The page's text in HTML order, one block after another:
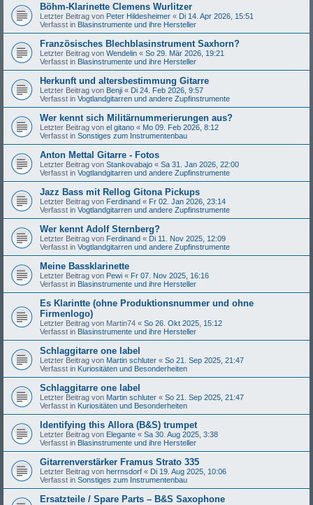
Böhm-Klarinette Clemens Wurlitzer
Letzter Beitrag von Peter Hildesheimer « Di 14. Apr 2026, 15:51
Verfasst in Blasinstrumente und ihre Hersteller
Französisches Blechblasinstrument Saxhorn?
Letzter Beitrag von Wendelin « So 29. Mär 2026, 19:21
Verfasst in Blasinstrumente und ihre Hersteller
Herkunft und altersbestimmung Gitarre
Letzter Beitrag von Benji « Di 24. Feb 2026, 9:57
Verfasst in Vogtlandgitarren und andere Zupfinstrumente
Wer kennt sich Militärnummerierungen aus?
Letzter Beitrag von el gitano « Mo 09. Feb 2026, 8:12
Verfasst in Sonstiges zum Instrumentenbau
Anton Mettal Gitarre - Fotos
Letzter Beitrag von Stankovabajo « Sa 31. Jan 2026, 22:00
Verfasst in Vogtlandgitarren und andere Zupfinstrumente
Jazz Bass mit Rellog Gitona Pickups
Letzter Beitrag von Ferdinand « Fr 02. Jan 2026, 23:14
Verfasst in Vogtlandgitarren und andere Zupfinstrumente
Wer kennt Adolf Sternberg?
Letzter Beitrag von Ferdinand « Di 11. Nov 2025, 12:09
Verfasst in Vogtlandgitarren und andere Zupfinstrumente
Meine Bassklarinette
Letzter Beitrag von Pewi « Fr 07. Nov 2025, 16:16
Verfasst in Blasinstrumente und ihre Hersteller
Es Klarintte (ohne Produktionsnummer und ohne
Firmenlogo)
Letzter Beitrag von Martin74 « So 26. Okt 2025, 15:12
Verfasst in Blasinstrumente und ihre Hersteller
Schlaggitarre one label
Letzter Beitrag von Martin schluter « So 21. Sep 2025, 21:47
Verfasst in Kuriositäten und Besonderheiten
Schlaggitarre one label
Letzter Beitrag von Martin schluter « So 21. Sep 2025, 21:47
Verfasst in Kuriositäten und Besonderheiten
Identifying this Allora (B&S) trumpet
Letzter Beitrag von Elegante « Sa 30. Aug 2025, 3:38
Verfasst in Blasinstrumente und ihre Hersteller
Gitarrenverstärker Framus Strato 335
Letzter Beitrag von herrnsdorf « Di 19. Aug 2025, 10:06
Verfasst in Sonstiges zum Instrumentenbau
Ersatzteile / Spare Parts – B&S Saxophone